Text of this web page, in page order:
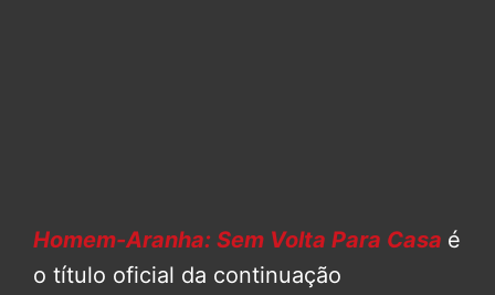
Homem-Aranha: Sem Volta Para Casa é
o título oficial da continuação